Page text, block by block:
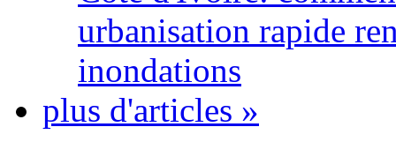
urbanisation rapide
inondations
plus d'articles »